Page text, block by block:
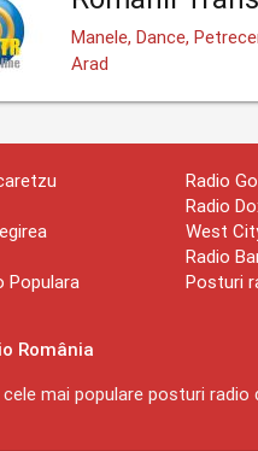
Manele, Dance,
Arad
Populara
Radio
Radio
West
Radio
Posturi
România
mai populare posturi radio